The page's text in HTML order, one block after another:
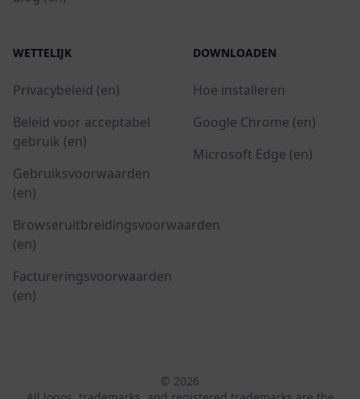
WETTELIJK
Privacybeleid (en)
Beleid voor acceptabel
gebruik (en)
Gebruiksvoorwaarden
(en)
Browseruitbreidingsvoorwaarden
(en)
Factureringsvoorwaarden
(en)
DOWNLOADEN
Hoe installeren
Google Chrome (en)
Microsoft Edge (en)
© 2026